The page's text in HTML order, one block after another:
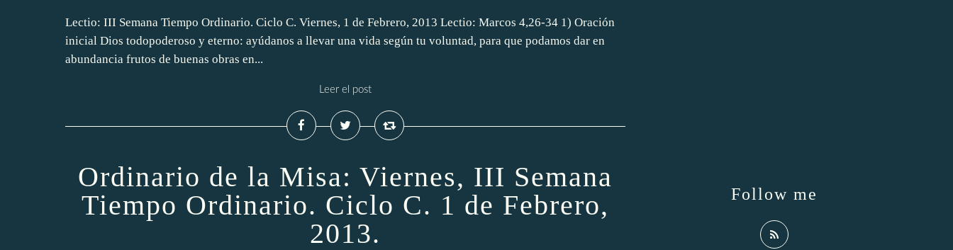
Lectio: III Semana Tiempo Ordinario. Ciclo C. Viernes, 1 de Febrero, 2013 Lectio: Marcos 4,26-34 1) Oración
inicial Dios todopoderoso y eterno: ayúdanos a llevar una vida según tu voluntad, para que podamos dar en
abundancia frutos de buenas obras en...
Leer el post
Ordinario de la Misa: Viernes, III Semana
Tiempo Ordinario. Ciclo C. 1 de Febrero,
2013.
Follow me